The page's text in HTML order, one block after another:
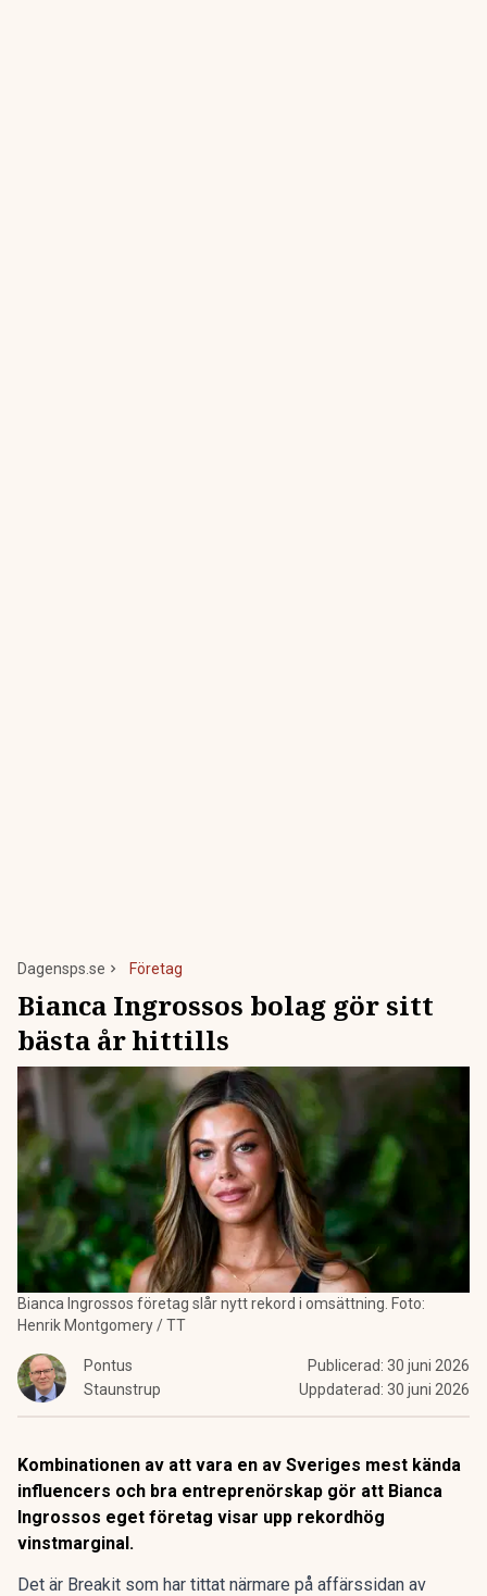
Dagensps.se Företag
Bianca Ingrossos bolag gör sitt
bästa år hittills
Bianca Ingrossos företag slår nytt rekord i omsättning. Foto:
Henrik Montgomery / TT
Pontus
Staunstrup
Publicerad: 30 juni 2026
Uppdaterad: 30 juni 2026
Kombinationen av att vara en av Sveriges mest kända
influencers och bra entreprenörskap gör att Bianca
Ingrossos eget företag visar upp rekordhög
vinstmarginal.
Det är Breakit som har tittat närmare på affärssidan av